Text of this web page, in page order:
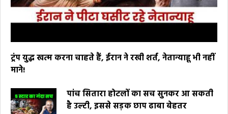
ट्रंप युद्ध खत्म करना चाहते हैं, ईरान ने रखी शर्त, नेतान्याहू भी नहीं
माने!
पांच सितारा होटलों का सच सुनकर आ सकती
है उल्टी, इससे सड़क छाप ढाबा बेहतर